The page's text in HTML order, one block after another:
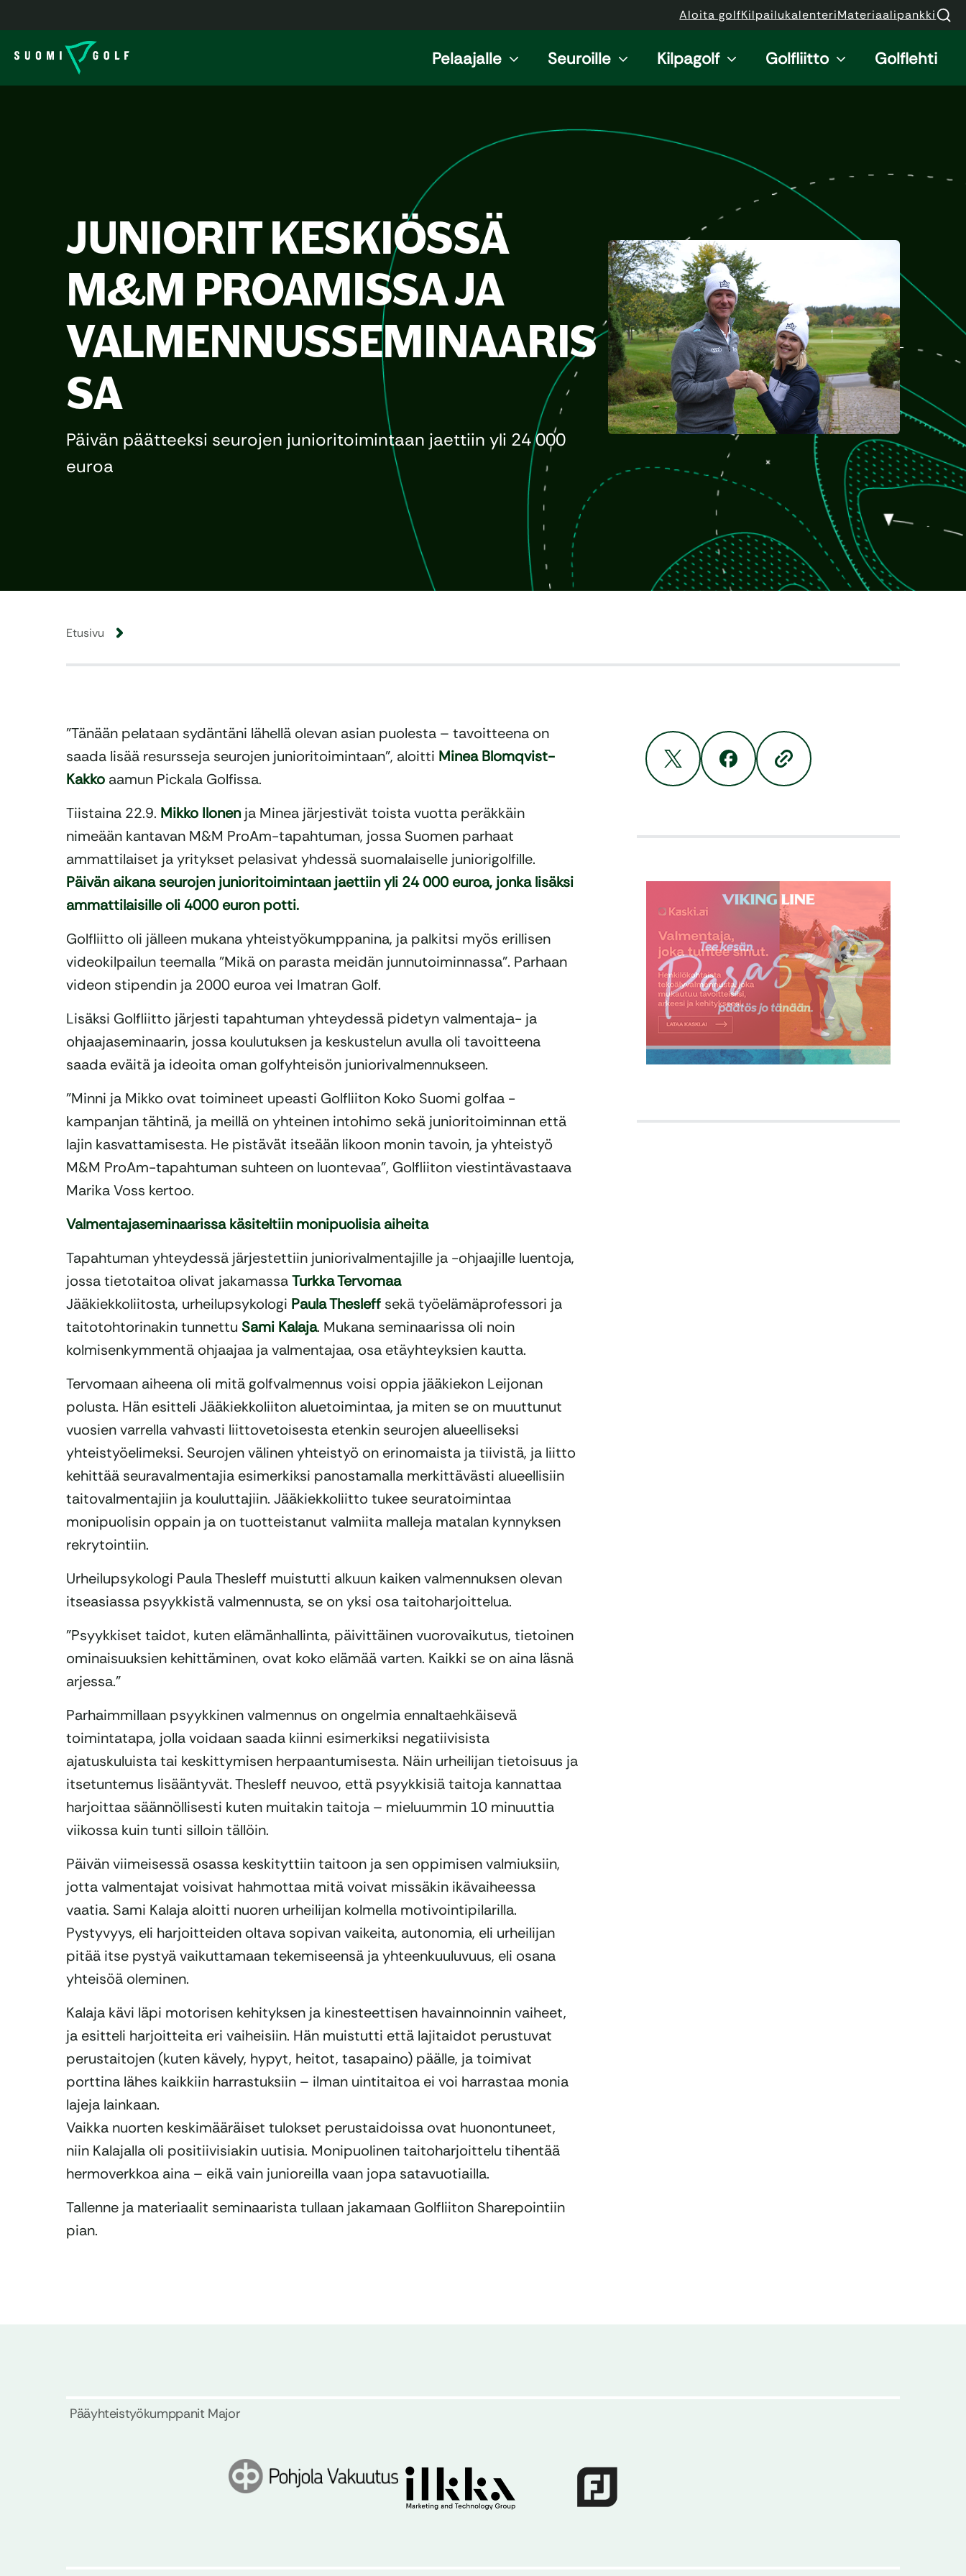
Aloita golfKilpailukalenteriMateriaalipankki
Pelaajalle Seuroille Kilpagolf Golfliitto Golflehti
JUNIORIT KESKIÖSSÄ
M&M PROAMISSA JA
VALMENNUSSEMINAARIS
SA
Päivän päätteeksi seurojen junioritoimintaan jaettiin yli 24 000
euroa
Etusivu
”Tänään pelataan sydäntäni lähellä olevan asian puolesta – tavoitteena on
saada lisää resursseja seurojen junioritoimintaan”, aloitti Minea Blomqvist-
Kakko aamun Pickala Golfissa.
Tiistaina 22.9. Mikko Ilonenja Minea järjestivät toista vuotta peräkkäin
nimeään kantavan M&M ProAm-tapahtuman, jossa Suomen parhaat
ammattilaiset ja yritykset pelasivat yhdessä suomalaiselle juniorigolfille.
Päivän aikana seurojen junioritoimintaan jaettiin yli 24 000 euroa, jonka lisäksi
ammattilaisille oli 4000 euron potti.
Golfliitto oli jälleen mukana yhteistyökumppanina, ja palkitsi myös erillisen
videokilpailun teemalla ”Mikä on parasta meidän junnutoiminnassa”. Parhaan
videon stipendin ja 2000 euroa vei Imatran Golf.
Lisäksi Golfliitto järjesti tapahtuman yhteydessä pidetyn valmentaja- ja
ohjaajaseminaarin, jossa koulutuksen ja keskustelun avulla oli tavoitteena
saada eväitä ja ideoita oman golfyhteisön juniorivalmennukseen.
”Minni ja Mikko ovat toimineet upeasti Golfliiton Koko Suomi golfaa -
kampanjan tähtinä, ja meillä on yhteinen intohimo sekä junioritoiminnan että
lajin kasvattamisesta. He pistävät itseään likoon monin tavoin, ja yhteistyö
M&M ProAm-tapahtuman suhteen on luontevaa”, Golfliiton viestintävastaava
Marika Voss kertoo.
Valmentajaseminaarissa käsiteltiin monipuolisia aiheita
Tapahtuman yhteydessä järjestettiin juniorivalmentajille ja -ohjaajille luentoja,
jossa tietotaitoa olivat jakamassaTurkka Tervomaa
Jääkiekkoliitosta, urheilupsykologi Paula Thesleff sekä työelämäprofessori ja
taitotohtorinakin tunnettu Sami Kalaja. Mukana seminaarissa oli noin
kolmisenkymmentä ohjaajaa ja valmentajaa, osa etäyhteyksien kautta.
Tervomaan aiheena oli mitä golfvalmennus voisi oppia jääkiekon Leijonan
polusta. Hän esitteli Jääkiekkoliiton aluetoimintaa, ja miten se on muuttunut
vuosien varrella vahvasti liittovetoisesta etenkin seurojen alueelliseksi
yhteistyöelimeksi. Seurojen välinen yhteistyö on erinomaista ja tiivistä, ja liitto
kehittää seuravalmentajia esimerkiksi panostamalla merkittävästi alueellisiin
taitovalmentajiin ja kouluttajiin. Jääkiekkoliitto tukee seuratoimintaa
monipuolisin oppain ja on tuotteistanut valmiita malleja matalan kynnyksen
rekrytointiin.
Urheilupsykologi Paula Thesleff muistutti alkuun kaiken valmennuksen olevan
itseasiassa psyykkistä valmennusta, se on yksi osa taitoharjoittelua.
”Psyykkiset taidot, kuten elämänhallinta, päivittäinen vuorovaikutus, tietoinen
ominaisuuksien kehittäminen, ovat koko elämää varten. Kaikki se on aina läsnä
arjessa.”
Parhaimmillaan psyykkinen valmennus on ongelmia ennaltaehkäisevä
toimintatapa, jolla voidaan saada kiinni esimerkiksi negatiivisista
ajatuskuluista tai keskittymisen herpaantumisesta. Näin urheilijan tietoisuus ja
itsetuntemus lisääntyvät. Thesleff neuvoo, että psyykkisiä taitoja kannattaa
harjoittaa säännöllisesti kuten muitakin taitoja – mieluummin 10 minuuttia
viikossa kuin tunti silloin tällöin.
Päivän viimeisessä osassa keskityttiin taitoon ja sen oppimisen valmiuksiin,
jotta valmentajat voisivat hahmottaa mitä voivat missäkin ikävaiheessa
vaatia. Sami Kalaja aloitti nuoren urheilijan kolmella motivointipilarilla.
Pystyvyys, eli harjoitteiden oltava sopivan vaikeita, autonomia, eli urheilijan
pitää itse pystyä vaikuttamaan tekemiseensä ja yhteenkuuluvuus, eli osana
yhteisöä oleminen.
Kalaja kävi läpi motorisen kehityksen ja kinesteettisen havainnoinnin vaiheet,
ja esitteli harjoitteita eri vaiheisiin. Hän muistutti että lajitaidot perustuvat
perustaitojen (kuten kävely, hypyt, heitot, tasapaino) päälle, ja toimivat
porttina lähes kaikkiin harrastuksiin – ilman uintitaitoa ei voi harrastaa monia
lajeja lainkaan.
Vaikka nuorten keskimääräiset tulokset perustaidoissa ovat huonontuneet,
niin Kalajalla oli positiivisiakin uutisia. Monipuolinen taitoharjoittelu tihentää
hermoverkkoa aina – eikä vain junioreilla vaan jopa satavuotiailla.
Tallenne ja materiaalit seminaarista tullaan jakamaan Golfliiton Sharepointiin
pian.
Pääyhteistyökumppanit Major